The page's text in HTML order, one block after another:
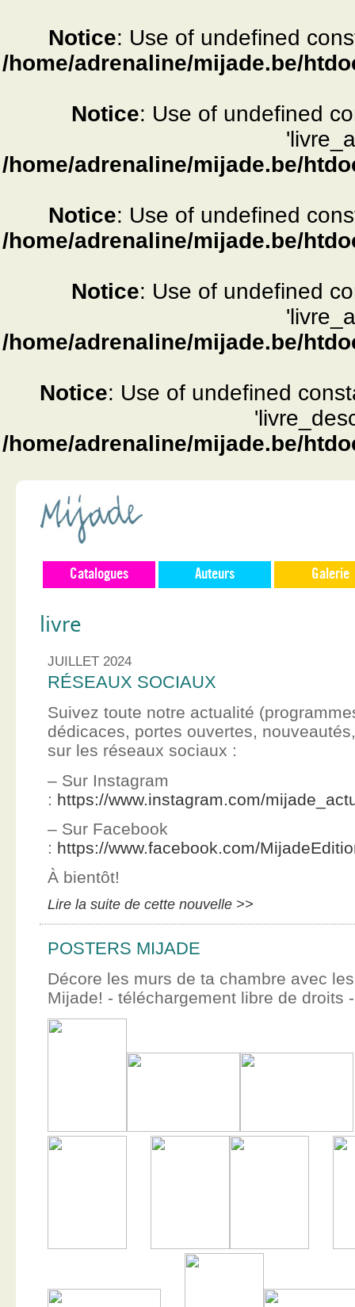
Notice: Use of undefined
/home/adrenaline/mijade.be/
Notice: Use of undefined
/home/adrenaline/mijade.be/
Notice: Use of undefined
/home/adrenaline/mijade.be/
Notice: Use of undefined
/home/adrenaline/mijade.be/
Notice: Use of undefined
/home/adrenaline/mijade.be/
Catalogues Auteurs Galerie
livre
JUILLET 2024
RÉSEAUX SOCIAUX
Suivez toute notre actualité
dédicaces, portes ouvertes,
sur les réseaux sociaux :
– Sur Instagram
: https://www.instagram.com/
– Sur Facebook
: https://www.facebook.com/
À bientôt!
Lire la suite de cette nouvelle >>
POSTERS MIJADE
Décore les murs de ta chambre avec
Mijade! - téléchargement libre de droits -